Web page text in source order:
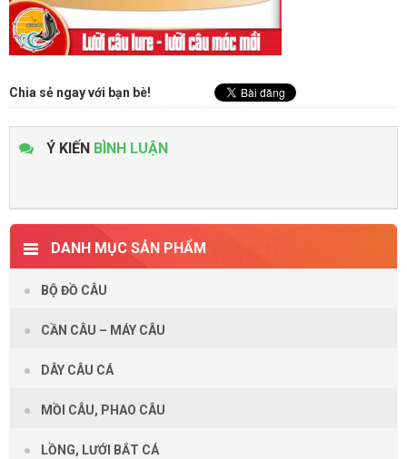
Chia sẻ ngay với bạn bè!
Ý KIẾN BÌNH LUẬN
DANH MỤC SẢN PHẨM
BỘ ĐỒ CÂU
CẦN CÂU – MÁY CÂU
DÂY CÂU CÁ
MỒI CÂU, PHAO CÂU
LỒNG, LƯỚI BẮT CÁ